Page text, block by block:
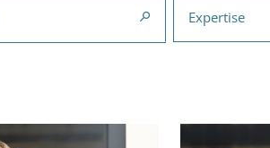
Expertise
Filteropties